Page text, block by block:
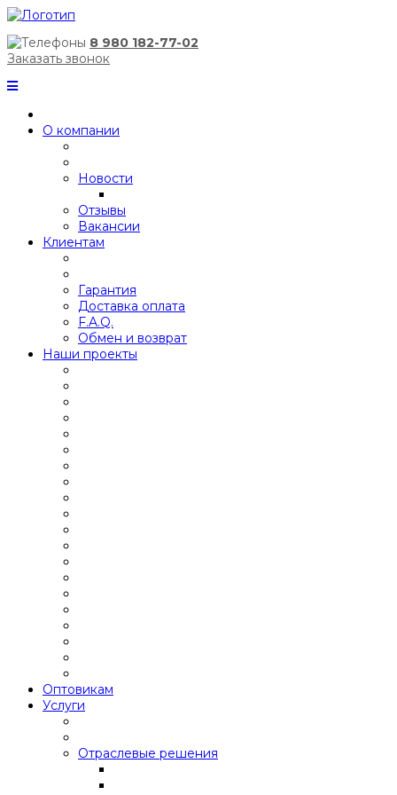
8 980 182-77-02
Заказать звонок
О компании
Новости
Отзывы
Вакансии
Клиентам
Гарантия
Доставка оплата
F.A.Q.
Обмен и возврат
Наши проекты
Оптовикам
Услуги
Отраслевые решения